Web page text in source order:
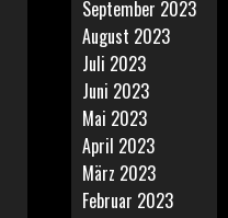
September 2023
August 2023
Juli 2023
Juni 2023
Mai 2023
April 2023
März 2023
Februar 2023